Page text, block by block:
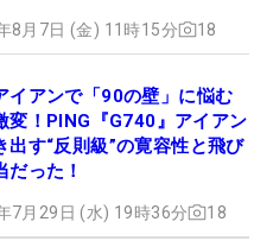
8月7日 (金) 11時15分 18
イアンで「90の壁」に悩む
変！PING『G740』アイアン
出す“反則級”の寛容性と飛び
だった！
7月29日 (水) 19時36分 18